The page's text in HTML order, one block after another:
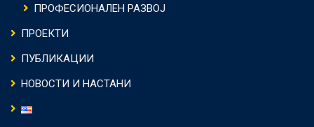
ПРОФЕСИОНАЛЕН РАЗВОЈ
ПРОЕКТИ
ПУБЛИКАЦИИ
НОВОСТИ И НАСТАНИ